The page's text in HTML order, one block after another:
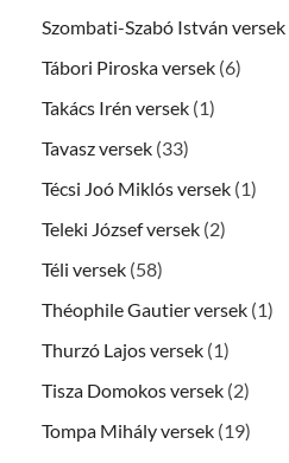
Szombati-Szabó István versek
Tábori Piroska versek (6)
Takács Irén versek (1)
Tavasz versek (33)
Técsi Joó Miklós versek (1)
Teleki József versek (2)
Téli versek (58)
Théophile Gautier versek (1)
Thurzó Lajos versek (1)
Tisza Domokos versek (2)
Tompa Mihály versek (19)